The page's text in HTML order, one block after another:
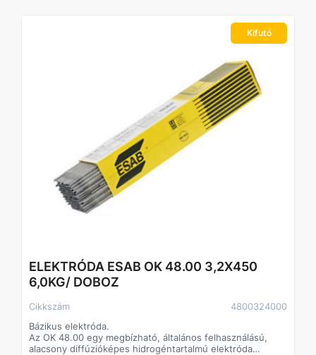
Kifutó
ELEKTRÓDA ESAB OK 48.00 3,2X450
6,0KG/ DOBOZ
Cikkszám
4800324000
Bázikus elektróda.
Az OK 48.00 egy megbízható, általános felhasználású,
alacsony diffúzióképes hidrogéntartalmú elektróda